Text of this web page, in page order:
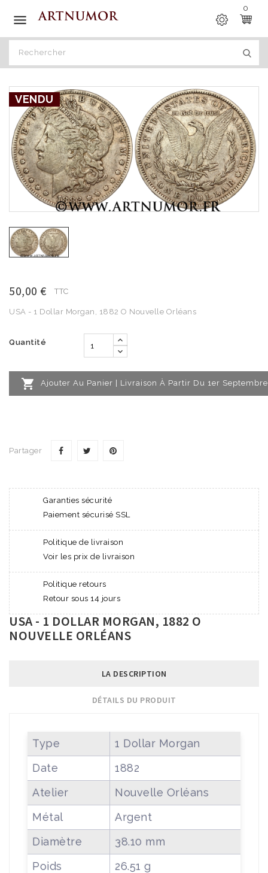

0
VENDU
50,00 € TTC
USA - 1 Dollar Morgan, 1882 O Nouvelle Orléans
Quantité
 Ajouter Au Panier | Livraison À Partir Du 1er Septembre
Partager
Garanties sécurité
Paiement sécurisé SSL
Politique de livraison
Voir les prix de livraison
Politique retours
Retour sous 14 jours
USA - 1 DOLLAR MORGAN, 1882 O
NOUVELLE ORLÉANS
LA DESCRIPTION
DÉTAILS DU PRODUIT
Type
1 Dollar Morgan
Date
1882
Atelier
Nouvelle Orléans
Métal
Argent
Diamètre
38.10 mm
Poids
26.51 g